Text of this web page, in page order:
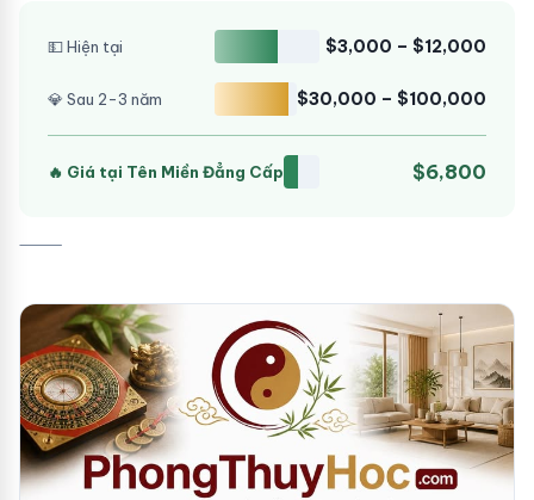
💵 Hiện tại $3,000 – $12,000
💎 Sau 2-3 năm $30,000 – $100,000
🔥 Giá tại Tên Miền Đẳng Cấp $6,800
⸻